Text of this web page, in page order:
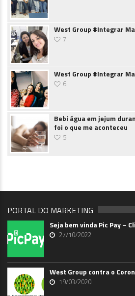
West Group #Integrar
7
West Group #Integrar
6
Bebi água em jejum
foi o que me aconteceu
5
PORTAL DO MARKETING
Seja bem vinda Pic Pay –
27/10/2022
West Group contra o
19/03/2020